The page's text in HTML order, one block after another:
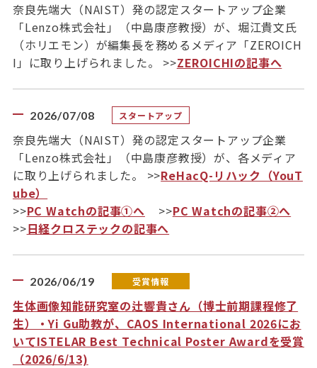
奈良先端大（NAIST）発の認定スタートアップ企業
「Lenzo株式会社」（中島康彦教授）が、堀江貴文氏
（ホリエモン）が編集長を務めるメディア「ZEROICH
I」に取り上げられました。 >>ZEROICHIの記事へ
2026/07/08 スタートアップ
奈良先端大（NAIST）発の認定スタートアップ企業
「Lenzo株式会社」（中島康彦教授）が、各メディア
に取り上げられました。 >>ReHacQ-リハック（YouT
ube）
>>PC Watchの記事①へ >>PC Watchの記事②へ
>>日経クロステックの記事へ
2026/06/19 受賞情報
生体画像知能研究室の辻響貴さん（博士前期課程修了
生）・Yi Gu助教が、CAOS International 2026にお
いてISTELAR Best Technical Poster Awardを受賞
（2026/6/13)